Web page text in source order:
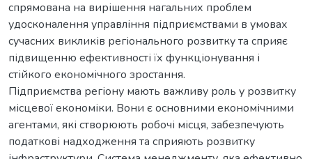
спрямована на вирішення нагальних проблем
удосконалення управління підприємствами в умовах
сучасних викликів регіонального розвитку та сприяє
підвищенню ефективності їх функціонування і
стійкого економічного зростання.
Підприємства регіону мають важливу роль у розвитку
місцевої економіки. Вони є основними економічними
агентами, які створюють робочі місця, забезпечують
податкові надходження та сприяють розвитку